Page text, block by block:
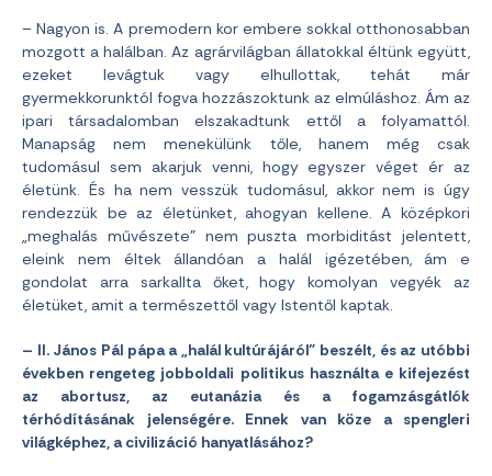
– Nagyon is. A premodern kor embere sokkal otthonosabban
mozgott a halálban. Az agrárvilágban állatokkal éltünk együtt,
ezeket levágtuk vagy elhullottak, tehát már
gyermekkorunktól fogva hozzászoktunk az elmúláshoz. Ám az
ipari társadalomban elszakadtunk ettől a folyamattól.
Manapság nem menekülünk tőle, hanem még csak
tudomásul sem akarjuk venni, hogy egyszer véget ér az
életünk. És ha nem vesszük tudomásul, akkor nem is úgy
rendezzük be az életünket, ahogyan kellene. A középkori
„meghalás művészete” nem puszta morbiditást jelentett,
eleink nem éltek állandóan a halál igézetében, ám e
gondolat arra sarkallta őket, hogy komolyan vegyék az
életüket, amit a természettől vagy Istentől kaptak.
– II. János Pál pápa a „halál kultúrájáról” beszélt, és az utóbbi
években rengeteg jobboldali politikus használta e kifejezést
az abortusz, az eutanázia és a fogamzásgátlók
térhódításának jelenségére. Ennek van köze a spengleri
világképhez, a civilizáció hanyatlásához?